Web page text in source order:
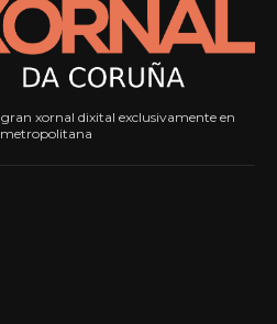
xornal dixital exclusivamente en
metropolitana